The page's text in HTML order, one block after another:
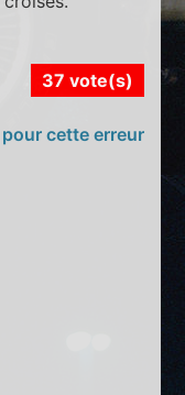
37 vote(s)
cette erreur